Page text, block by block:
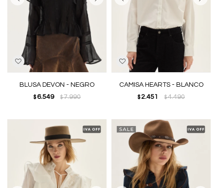
BLUSA DEVON - NEGRO
$ 6.549 $7.990
CAMISA HEARTS - BLANCO
$ 2.451 $4.490